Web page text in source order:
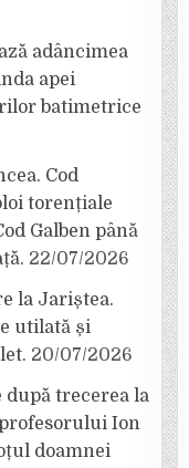
adâncimea
apei
batimetrice
Cod
torențiale
Galben până
22/07/2026
la Jariștea.
utilată și
20/07/2026
după trecerea la
Ion
doamnei